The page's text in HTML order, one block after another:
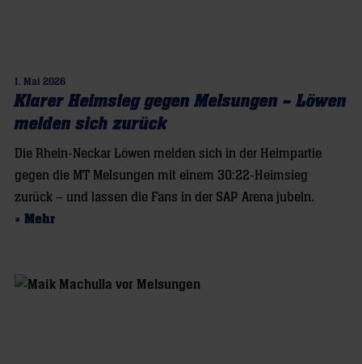
1. Mai 2026
Klarer Heimsieg gegen Melsungen – Löwen
melden sich zurück
Die Rhein-Neckar Löwen melden sich in der Heimpartie
gegen die MT Melsungen mit einem 30:22-Heimsieg
zurück – und lassen die Fans in der SAP Arena jubeln.
» Mehr